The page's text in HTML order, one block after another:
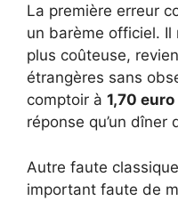
La première erreur
un barème officiel. Il
plus coûteuse,
étrangères sans
comptoir à 1,70 euro
réponse qu’un dîner
Autre faute
important faute de